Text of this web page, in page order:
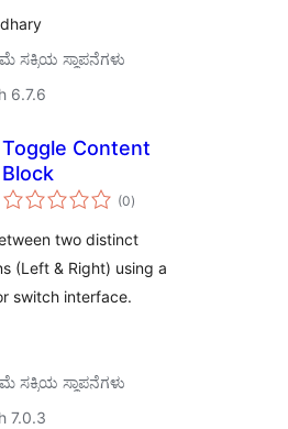
ಸಕ್ರಿಯ ಸ್ಥಾಪನೆಗಳು
6.7.6
Toggle Content
Block
(0total
ratings
)
two distinct
(Left & Right) using a
switch interface.
ಸಕ್ರಿಯ ಸ್ಥಾಪನೆಗಳು
7.0.3